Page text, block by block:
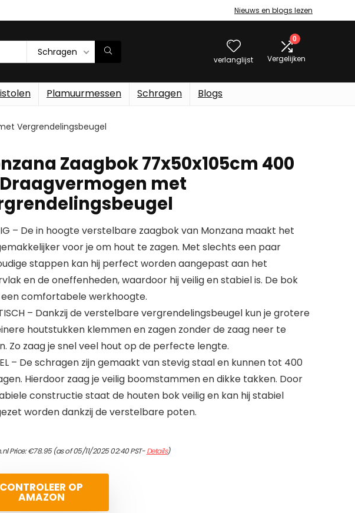
Nieuws en blogs lezen
Schragen
verlanglijst
0
Vergelijken
Plamuurmessen Schragen Blogs
Vergrendelingsbeugel
Zaagbok 77x50x105cm 400
met
– De in hoogte verstelbare zaagbok van Monzana maakt het
voor je om hout te zagen. Met slechts een paar
stappen kan hij perfect worden aangepast aan het
en de oneffenheden, waardoor hij veilig en stabiel is. De bok
comfortabele werkhoogte.
– Dankzij de verstelbare vergrendelingsbeugel kun je grotere
houtstukken klemmen en zagen zonder de zaag neer te
Zo zaag je snel veel hout op de perfecte lengte.
– De schragen zijn gemaakt van stevig staal en kunnen tot 400
Hierdoor zaag je veilig boomstammen en dikke takken. Door
constructie staat de houten bok veilig en kan hij stabiel
worden dankzij de verstelbare poten.
Price:€78.95(as of 05/11/2025 02:40 PST-Details)
CONTROLEER OP
AMAZON